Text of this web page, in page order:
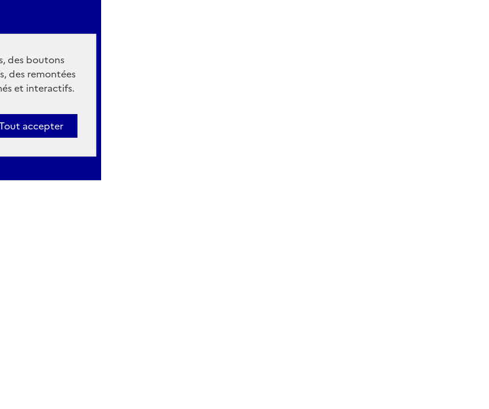
des boutons
des remontées
et interactifs.
accepter